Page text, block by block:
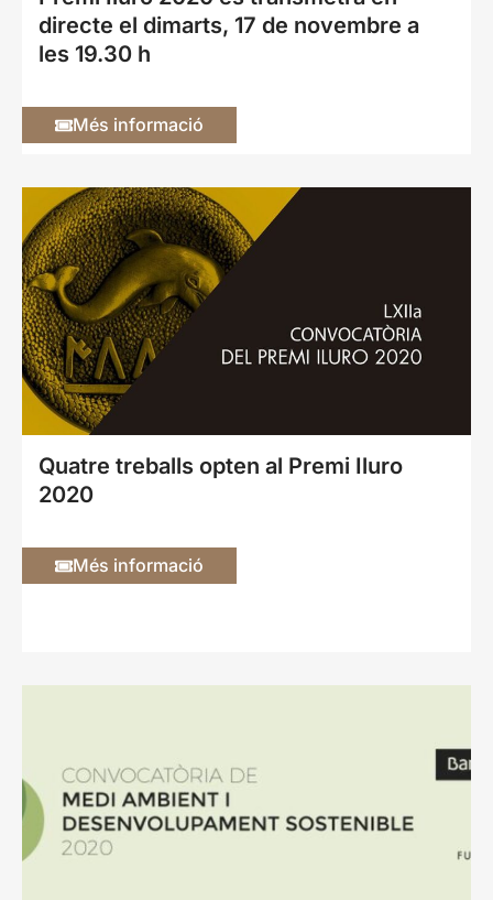
directe el dimarts, 17 de novembre a
les 19.30 h
Més informació
Quatre treballs opten al Premi Iluro
2020
Més informació